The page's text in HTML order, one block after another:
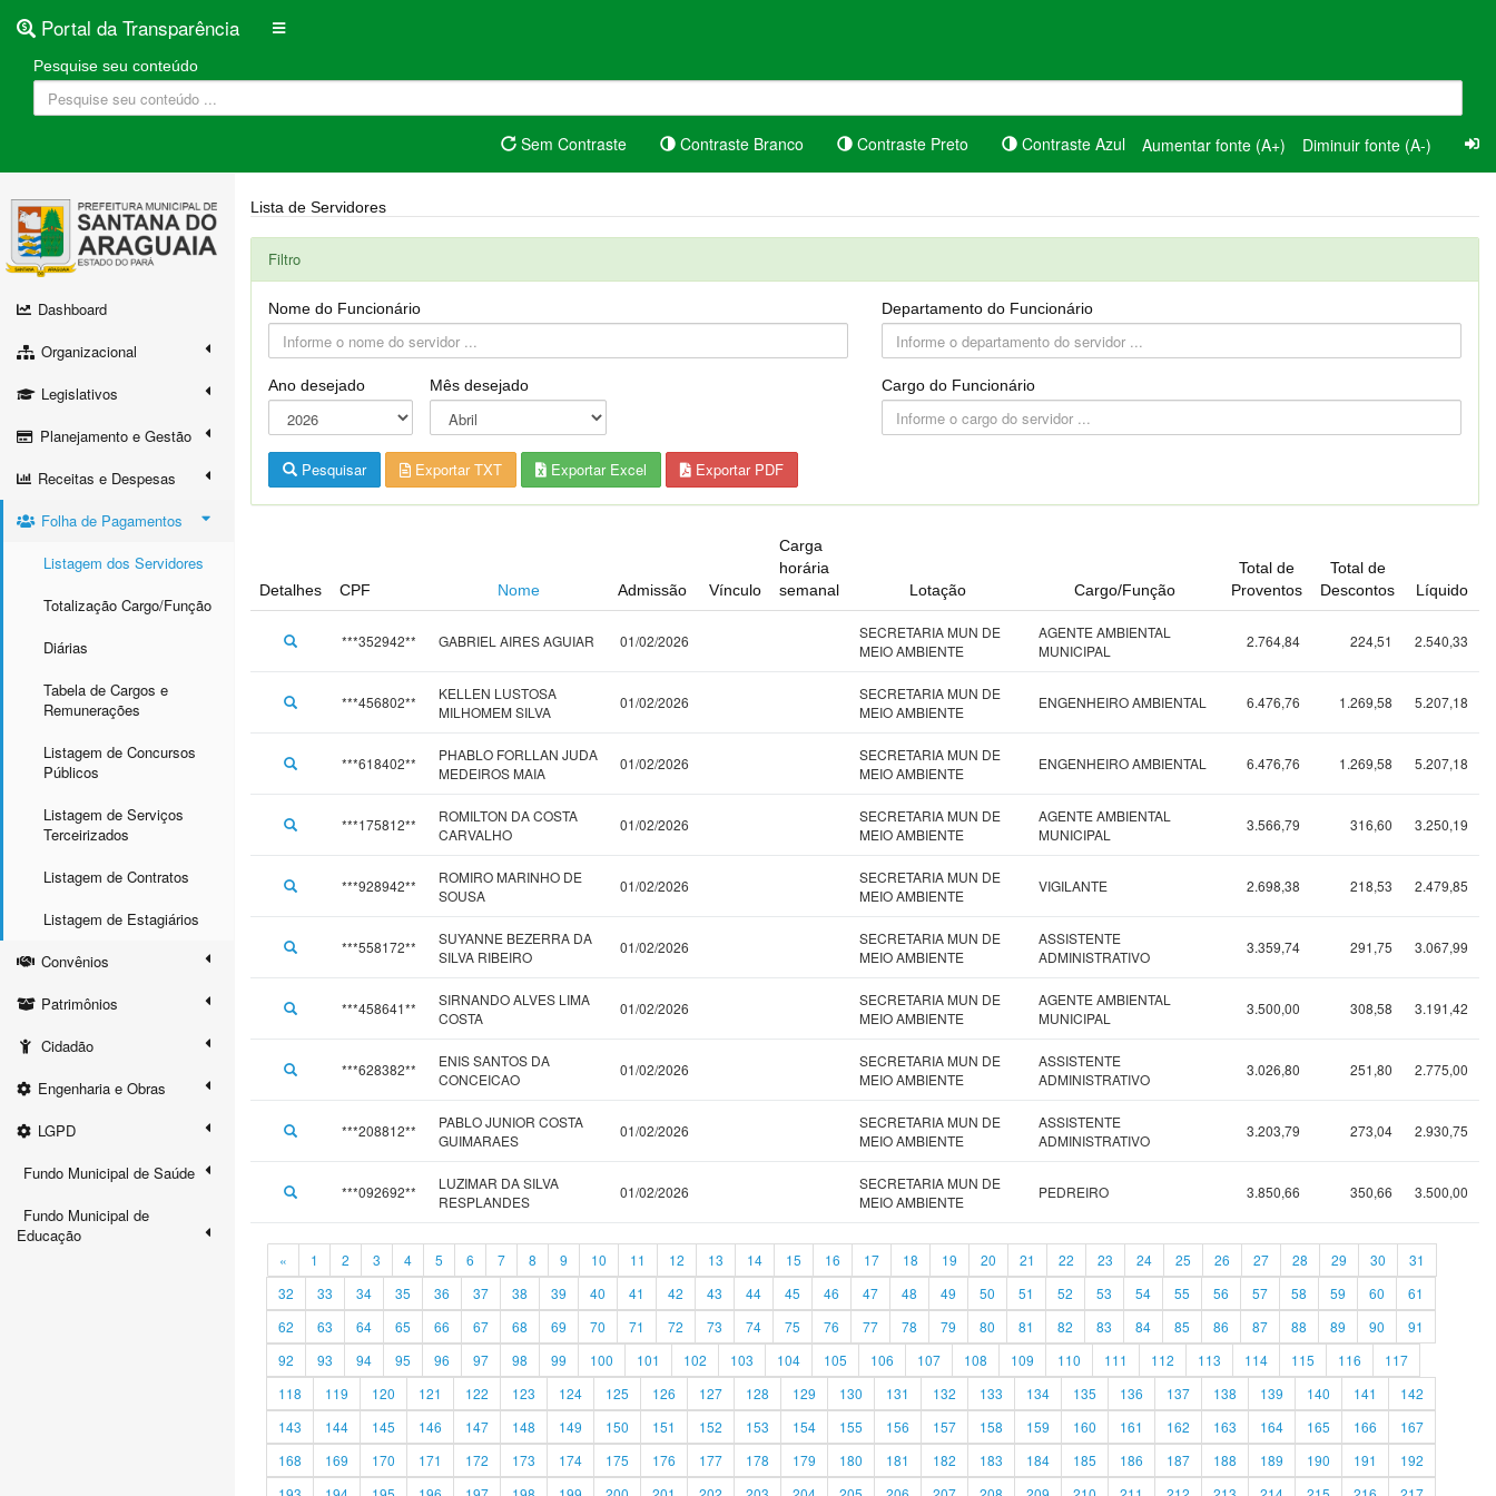
Portal da Transparência
Pesquise seu conteúdo
Sem Contraste Contraste Branco Contraste Preto Contraste Azul Aumentar fonte (A+) Diminuir fonte (A-)
Dashboard
Organizacional
Legislativos
Planejamento e Gestão
Receitas e Despesas
Folha de Pagamentos
Listagem dos Servidores
Totalização Cargo/Função
Diárias
Tabela de Cargos e
Remunerações
Listagem de Concursos
Públicos
Listagem de Serviços
Terceirizados
Listagem de Contratos
Listagem de Estagiários
Convênios
Patrimônios
Cidadão
Engenharia e Obras
LGPD
Fundo Municipal de Saúde
Fundo Municipal de
Educação
Lista de Servidores
Filtro
Nome do Funcionário
Ano desejado Mês desejado
Departamento do Funcionário
Cargo do Funcionário
Pesquisar Exportar TXT Exportar Excel Exportar PDF
Detalhes CPF Nome Admissão Vínculo
Carga
horária
semanal
Lotação Cargo/Função
Total de
Proventos
Total de
Descontos
Líquido
***352942** GABRIEL AIRES AGUIAR 01/02/2026
SECRETARIA MUN DE
MEIO AMBIENTE
AGENTE AMBIENTAL
MUNICIPAL
2.764,84 224,51 2.540,33
***456802**
KELLEN LUSTOSA
MILHOMEM SILVA
01/02/2026
SECRETARIA MUN DE
MEIO AMBIENTE
ENGENHEIRO AMBIENTAL 6.476,76 1.269,58 5.207,18
***618402**
PHABLO FORLLAN JUDA
MEDEIROS MAIA
01/02/2026
SECRETARIA MUN DE
MEIO AMBIENTE
ENGENHEIRO AMBIENTAL 6.476,76 1.269,58 5.207,18
***175812**
ROMILTON DA COSTA
CARVALHO
01/02/2026
SECRETARIA MUN DE
MEIO AMBIENTE
AGENTE AMBIENTAL
MUNICIPAL
3.566,79 316,60 3.250,19
***928942**
ROMIRO MARINHO DE
SOUSA
01/02/2026
SECRETARIA MUN DE
MEIO AMBIENTE
VIGILANTE 2.698,38 218,53 2.479,85
***558172**
SUYANNE BEZERRA DA
SILVA RIBEIRO
01/02/2026
SECRETARIA MUN DE
MEIO AMBIENTE
ASSISTENTE
ADMINISTRATIVO
3.359,74 291,75 3.067,99
***458641**
SIRNANDO ALVES LIMA
COSTA
01/02/2026
SECRETARIA MUN DE
MEIO AMBIENTE
AGENTE AMBIENTAL
MUNICIPAL
3.500,00 308,58 3.191,42
***628382**
ENIS SANTOS DA
CONCEICAO
01/02/2026
SECRETARIA MUN DE
MEIO AMBIENTE
ASSISTENTE
ADMINISTRATIVO
3.026,80 251,80 2.775,00
***208812**
PABLO JUNIOR COSTA
GUIMARAES
01/02/2026
SECRETARIA MUN DE
MEIO AMBIENTE
ASSISTENTE
ADMINISTRATIVO
3.203,79 273,04 2.930,75
***092692**
LUZIMAR DA SILVA
RESPLANDES
01/02/2026
SECRETARIA MUN DE
MEIO AMBIENTE
PEDREIRO 3.850,66 350,66 3.500,00
« 1 2 3 4 5 6 7 8 9 10 11 12 13 14 15 16 17 18 19 20 21 22 23 24 25 26 27 28 29 30
31
32
33 34 35 36 37 38 39 40 41 42 43 44 45 46 47 48 49 50 51 52 53 54 55 56 57 58 59 60
61
62
63 64 65 66 67 68 69 70 71 72 73 74 75 76 77 78 79 80 81 82 83 84 85 86 87 88 89 90
91
92
93 94 95 96 97 98 99 100 101 102 103 104 105 106 107 108 109 110 111 112 113 114 115 116
117
118
119 120 121 122 123 124 125 126 127 128 129 130 131 132 133 134 135 136 137 138 139 140 141
142
143
144 145 146 147 148 149 150 151 152 153 154 155 156 157 158 159 160 161 162 163 164 165 166
167
168
169 170 171 172 173 174 175 176 177 178 179 180 181 182 183 184 185 186 187 188 189 190 191
192